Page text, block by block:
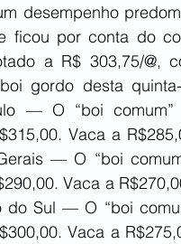
desempenho
ficou por conta do
a R$ 303,75/@,
gordo desta
— O “boi
Vaca a
— O “boi
Vaca a
Sul — O “boi
Vaca a